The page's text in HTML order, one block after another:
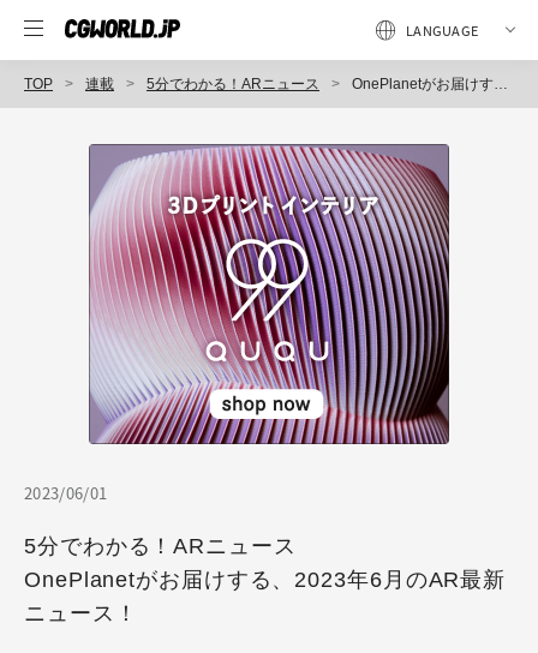
TOP 連載 5分でわかる！ARニュース OnePlanetがお届けする、2023年6月のAR最新ニュース！
2023/06/01
5分でわかる！ARニュース
OnePlanetがお届けする、2023年6月のAR最新
ニュース！